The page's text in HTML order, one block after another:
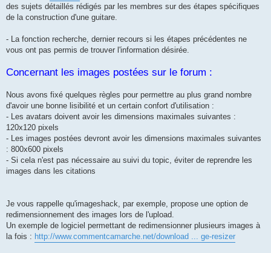
des sujets détaillés rédigés par les membres sur des étapes spécifiques
de la construction d'une guitare.
- La fonction recherche, dernier recours si les étapes précédentes ne
vous ont pas permis de trouver l'information désirée.
Concernant les images postées sur le forum :
Nous avons fixé quelques règles pour permettre au plus grand nombre
d'avoir une bonne lisibilité et un certain confort d'utilisation :
- Les avatars doivent avoir les dimensions maximales suivantes :
120x120 pixels
- Les images postées devront avoir les dimensions maximales suivantes
: 800x600 pixels
- Si cela n'est pas nécessaire au suivi du topic, éviter de reprendre les
images dans les citations
Je vous rappelle qu'imageshack, par exemple, propose une option de
redimensionnement des images lors de l'upload.
Un exemple de logiciel permettant de redimensionner plusieurs images à
la fois : http://www.commentcamarche.net/download ... ge-resizer